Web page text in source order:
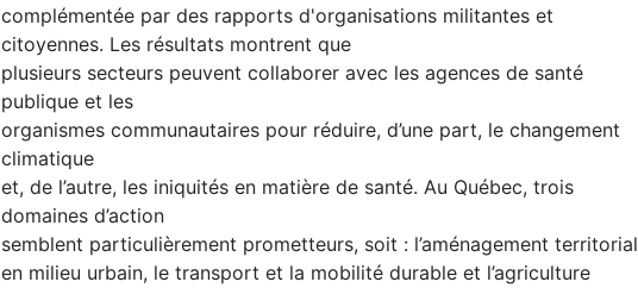
complémentée par des rapports d'organisations militantes et
citoyennes. Les résultats montrent que
plusieurs secteurs peuvent collaborer avec les agences de santé
publique et les
organismes communautaires pour réduire, d’une part, le changement
climatique
et, de l’autre, les iniquités en matière de santé. Au Québec, trois
domaines d’action
semblent particulièrement prometteurs, soit : l’aménagement territorial
en milieu urbain, le transport et la mobilité durable et l’agriculture